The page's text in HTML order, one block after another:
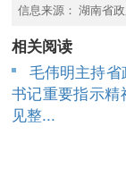
信息来源： 湖南省
相关阅读
毛伟明主持
书记重要指示
见整...